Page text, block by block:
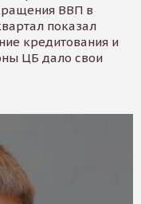
ВВП в
показал
кредитования и
ЦБ дало свои